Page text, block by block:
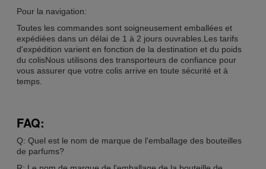
Pour la navigation:
Toutes les commandes sont soigneusement emballées et
expédiées dans un délai de 1 à 2 jours ouvrables.Les tarifs
d'expédition varient en fonction de la destination et du poids
du colisNous utilisons des transporteurs de confiance pour
vous assurer que votre colis arrive en toute sécurité et à
temps.
FAQ:
Q: Quel est le nom de marque de l'emballage des bouteilles
de parfums?